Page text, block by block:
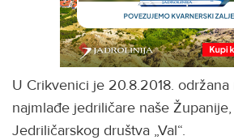
U Crikvenici je 20.8.2018. održana
najmlađe jedriličare naše
Jedriličarskog društva „Val“.